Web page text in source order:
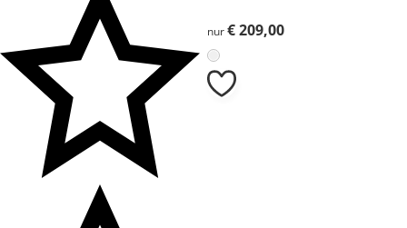
€ 209,00
nur€ 209,00